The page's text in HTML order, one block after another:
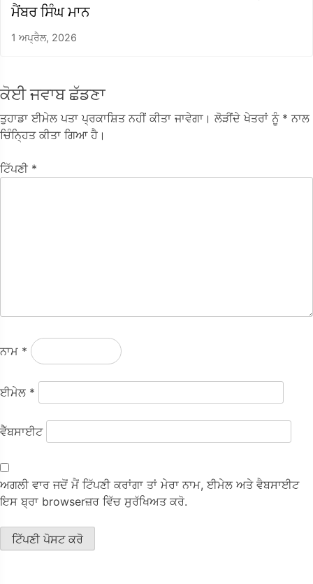
ਮੈਂਬਰ ਸਿੰਘ ਮਾਨ
1 ਅਪ੍ਰੈਲ, 2026
ਕੋਈ ਜਵਾਬ ਛੱਡਣਾ
ਤੁਹਾਡਾ ਈਮੇਲ ਪਤਾ ਪ੍ਰਕਾਸ਼ਿਤ ਨਹੀਂ ਕੀਤਾ ਜਾਵੇਗਾ। ਲੋੜੀਂਦੇ ਖੇਤਰਾਂ ਨੂੰ * ਨਾਲ
ਚਿੰਨ੍ਹਿਤ ਕੀਤਾ ਗਿਆ ਹੈ।
ਟਿੱਪਣੀ *
ਨਾਮ *
ਈਮੇਲ *
ਵੈੱਬਸਾਈਟ
ਅਗਲੀ ਵਾਰ ਜਦੋਂ ਮੈਂ ਟਿੱਪਣੀ ਕਰਾਂਗਾ ਤਾਂ ਮੇਰਾ ਨਾਮ, ਈਮੇਲ ਅਤੇ ਵੈਬਸਾਈਟ
ਇਸ ਬ੍ਰਾ browserਜ਼ਰ ਵਿੱਚ ਸੁਰੱਖਿਅਤ ਕਰੋ.